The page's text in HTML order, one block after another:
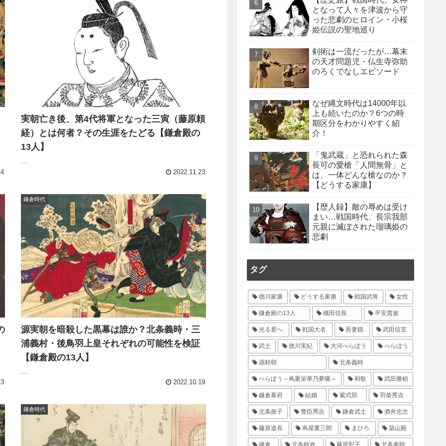
実朝亡き後、第4代将軍となった三寅（藤原頼
経）とは何者？その生涯をたどる【鎌倉殿の
13人】
2022.11.23
鎌倉時代
源実朝を暗殺した黒幕は誰か？北条義時・三
浦義村・後鳥羽上皇それぞれの可能性を検証
【鎌倉殿の13人】
2022.10.19
鎌倉時代
となって人々を津波から守
った悲劇のヒロイン・小桜
姫伝説の聖地巡り
剣術は一流だったが…幕末
の天才問題児・仏生寺弥助
のろくでなしエピソード
なぜ縄文時代は14000年以
上も続いたのか？6つの時
期区分をわかりやすく紹
介！
「鬼武蔵」と恐れられた森
長可の愛槍「人間無骨」と
は、一体どんな槍なのか？
【どうする家康】
【歴人録】敵の辱めは受け
まい…戦国時代、長宗我部
元親に滅ぼされた瑠璃姫の
悲劇
タグ
徳川家康 どうする家康 戦国武将 女性
鎌倉殿の13人 織田信長 平安貴族
光る君へ 戦国大名 吾妻鏡 武田信玄
武士 徳川実紀 大河べらぼう べらぼう
源頼朝 北条義時
べらぼう～蔦重栄華乃夢噺～ 和歌 武田勝頼
鎌倉幕府 結婚 紫式部 羽柴秀吉
北条政子 豊臣秀吉 鎌倉武士 酒井忠次
藤原道長 蔦屋重三郎 まひろ 築山殿
鎌倉 北条時政 藤原彰子 北条泰時